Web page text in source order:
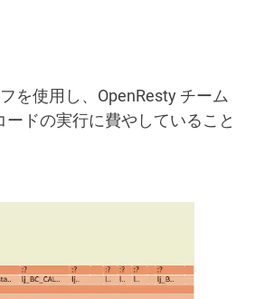
を使用し、OpenResty チーム
ードの実行に費やしていること